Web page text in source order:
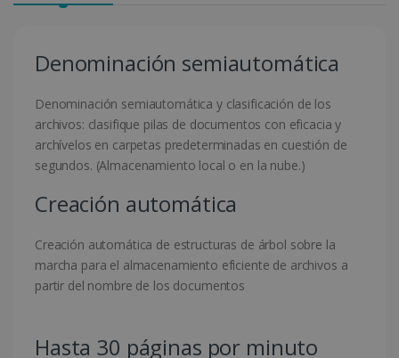
Denominación semiautomática
Denominación semiautomática y clasificación de los
archivos: clasifique pilas de documentos con eficacia y
archívelos en carpetas predeterminadas en cuestión de
segundos. (Almacenamiento local o en la nube.)
Creación automática
Creación automática de estructuras de árbol sobre la
marcha para el almacenamiento eficiente de archivos a
partir del nombre de los documentos
Hasta 30 páginas por minuto